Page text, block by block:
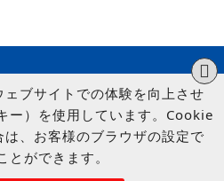
ブサイトでの体験を向上させ
ー）を使用しています。Cookie
、お客様のブラウザの設定で
ができます。